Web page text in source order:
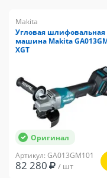
Makita
Угловая шлифовальная
машина Makita
XGT
Оригинал
Артикул: GA013GM101
82 280 / шт